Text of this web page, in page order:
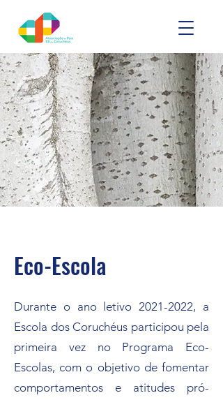
Eco-Escola
Durante o ano letivo2021-2022, a
Escola dos Coruchéus participou pela
primeira vez no Programa Eco-
Escolas, com o objetivo de fomentar
comportamentos e atitudes pró-